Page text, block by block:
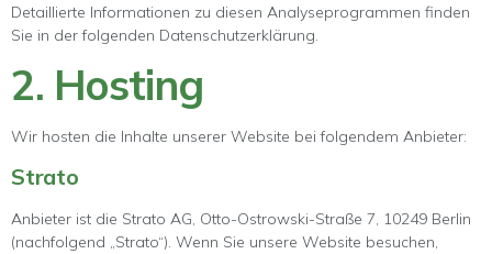
Detaillierte Informationen zu diesen Analyseprogrammen finden
Sie in der folgenden Datenschutzerklärung.
2. Hosting
Wir hosten die Inhalte unserer Website bei folgendem Anbieter:
Strato
Anbieter ist die Strato AG, Otto-Ostrowski-Straße 7, 10249 Berlin
(nachfolgend „Strato“). Wenn Sie unsere Website besuchen,